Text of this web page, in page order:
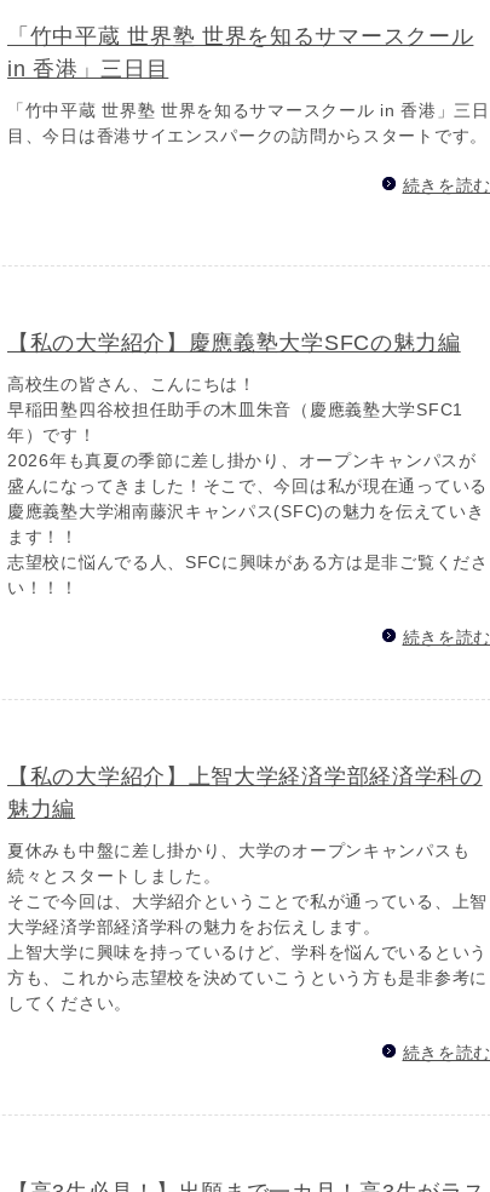
「竹中平蔵 世界塾 世界を知るサマースクール
in 香港」三日目
「竹中平蔵 世界塾 世界を知るサマースクール in 香港」三日
目、今日は香港サイエンスパークの訪問からスタートです。
続きを読む
【私の大学紹介】慶應義塾大学SFCの魅力編
高校生の皆さん、こんにちは！
早稲田塾四谷校担任助手の木皿朱音（慶應義塾大学SFC1
年）です！
2026年も真夏の季節に差し掛かり、オープンキャンパスが
盛んになってきました！そこで、今回は私が現在通っている
慶應義塾大学湘南藤沢キャンパス(SFC)の魅力を伝えていき
ます！！
志望校に悩んでる人、SFCに興味がある方は是非ご覧くださ
い！！！
続きを読む
【私の大学紹介】上智大学経済学部経済学科の
魅力編
夏休みも中盤に差し掛かり、大学のオープンキャンパスも
続々とスタートしました。
そこで今回は、大学紹介ということで私が通っている、上智
大学経済学部経済学科の魅力をお伝えします。
上智大学に興味を持っているけど、学科を悩んでいるという
方も、これから志望校を決めていこうという方も是非参考に
してください。
続きを読む